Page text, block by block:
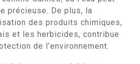
précieuse. De plus, la
des produits chimiques,
et les herbicides, contribue
de l’environnement.